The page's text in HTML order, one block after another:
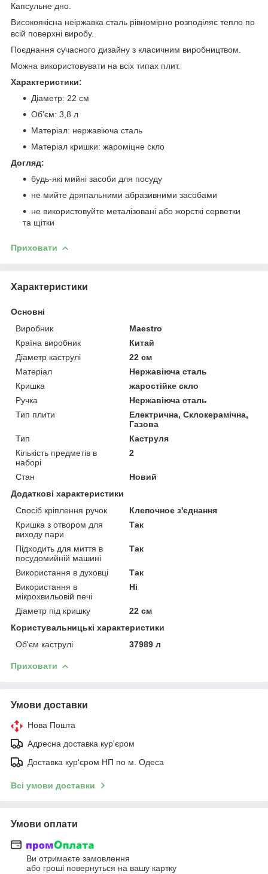
Капсульне дно.
Високоякісна неіржавка сталь рівномірно розподіляє тепло по
всій поверхні виробу.
Поєднання сучасного дизайну з класичним виробництвом.
Можна використовувати на всіх типах плит.
Характеристики:
Діаметр: 22 см
Об'єм: 3,8 л
Матеріал: нержавіюча сталь
Матеріал кришки: жароміцне скло
Догляд:
будь-які мийні засоби для посуду
не мийте дряпальними абразивними засобами
не використовуйте металізовані або жорсткі серветки
та щітки
Приховати
Характеристики
Основні
Виробник
Maestro
Країна виробник
Китай
Діаметр каструлі
22 см
Матеріал
Нержавіюча сталь
Кришка
жаростійке скло
Ручка
Нержавіюча сталь
Тип плити
Електрична, Склокерамічна,
Газова
Тип
Каструля
Кількість предметів в
наборі
2
Стан
Новий
Додаткові характеристики
Спосіб кріплення ручок
Клепочное з'єднання
Кришка з отвором для
виходу пари
Так
Підходить для миття в
посудомийній машині
Так
Використання в духовці
Так
Використання в
мікрохвильовій печі
Ні
Діаметр під кришку
22 см
Користувальницькі характеристики
Об'єм каструлі
37989 л
Приховати
Умови доставки
Нова Пошта
Адресна доставка кур'єром
Доставка кур'єром НП по м. Одеса
Всі умови доставки
Умови оплати
Ви отримаєте замовлення
або гроші повернуться на вашу картку